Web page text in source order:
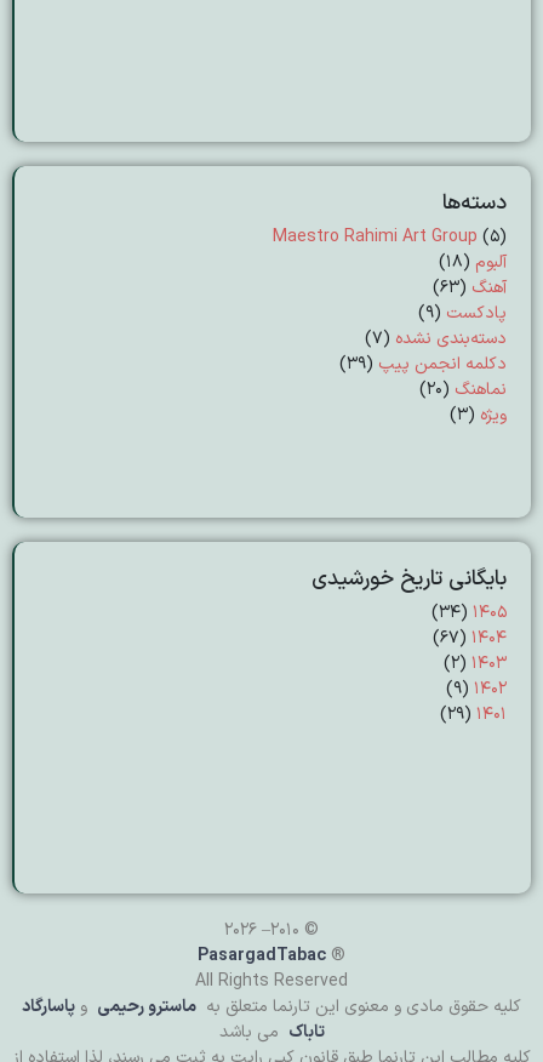
دسته‌ها
Maestro Rahimi Art Group (5)
آلبوم (18)
آهنگ (63)
پادکست (9)
دسته‌بندی نشده (7)
دکلمه انجمن پیپ (39)
نماهنگ (20)
ویژه (3)
بایگانی تاریخ خورشیدی
۱۴۰۵ (۳۴)
۱۴۰۴ (۶۷)
۱۴۰۳ (۲)
۱۴۰۲ (۹)
۱۴۰۱ (۲۹)
© 2010– 2026
®
PasargadTabac
All Rights Reserved
كليه حقوق مادی و معنوی اين تارنما متعلق به ماسترو رحیمی و پاسارگاد
تاباک می باشد